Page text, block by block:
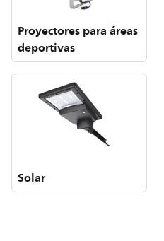
Proyectores para áreas
deportivas
Solar